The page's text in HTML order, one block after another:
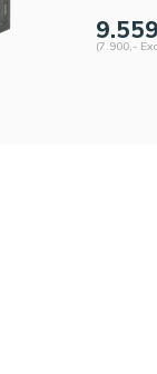
(7.900,-